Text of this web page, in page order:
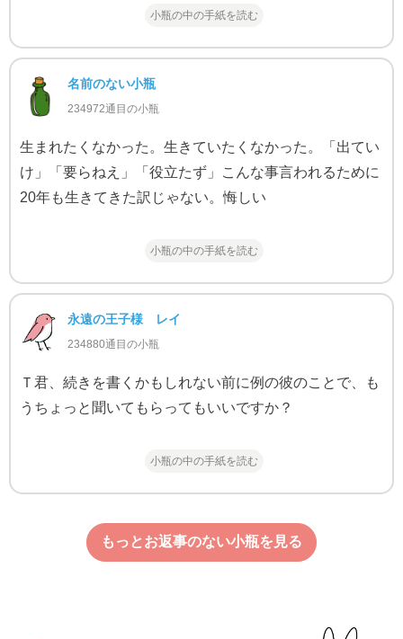
小瓶の中の手紙を読む
名前のない小瓶
234972通目の小瓶
生まれたくなかった。生きていたくなかった。「出てい
け」「要らねえ」「役立たず」こんな事言われるために
20年も生きてきた訳じゃない。悔しい
小瓶の中の手紙を読む
永遠の王子様 レイ
234880通目の小瓶
Ｔ君、続きを書くかもしれない前に例の彼のことで、も
うちょっと聞いてもらってもいいですか？
小瓶の中の手紙を読む
もっとお返事のない小瓶を見る